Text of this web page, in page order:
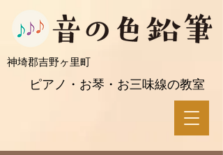
ピアノ・お琴・お三味線の教室
​神埼郡吉野ヶ里町